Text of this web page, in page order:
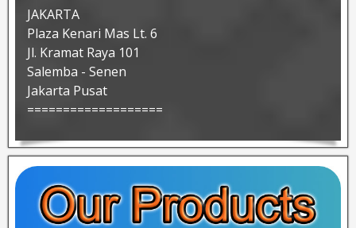
JAKARTA
Plaza Kenari Mas Lt. 6
Jl. Kramat Raya 101
Salemba - Senen
Jakarta Pusat
===================